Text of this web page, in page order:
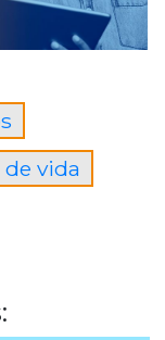
de vida